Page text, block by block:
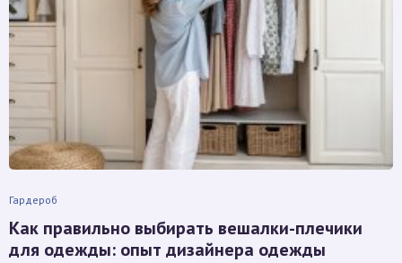
Гардероб
Как правильно выбирать вешалки-плечики
для одежды: опыт дизайнера одежды